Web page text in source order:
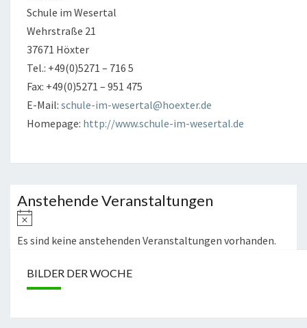
Schule im Wesertal
Wehrstraße 21
37671 Höxter
Tel.: +49(0)5271 – 716 5
Fax: +49(0)5271 – 951 475
E-Mail: schule-im-wesertal@hoexter.de
Homepage: http://www.schule-im-wesertal.de
Anstehende Veranstaltungen
Es sind keine anstehenden Veranstaltungen vorhanden.
BILDER DER WOCHE